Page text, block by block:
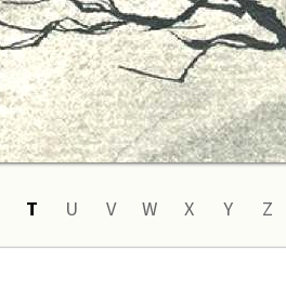
T U V W X Y Z